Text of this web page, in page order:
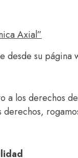
Axial”
desde su
a los derechos